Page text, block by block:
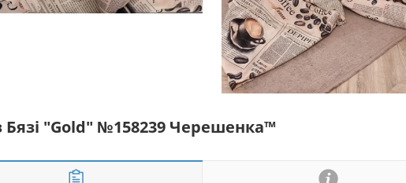
Бязі "Gold" №158239 Черешенка™